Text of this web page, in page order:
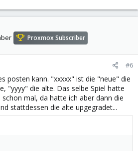
Proxmox Subscriber
#6
posten kann. "xxxxx" ist die "neue" die
"yyyy" die alte. Das selbe Spiel hatte
mal, da hatte ich aber dann die
stattdessen die alte upgegradet...